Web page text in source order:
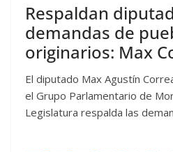
Respaldan
demandas de
originarios: Max
El diputado Max Agustín
el Grupo Parlamentario de
Legislatura respalda las